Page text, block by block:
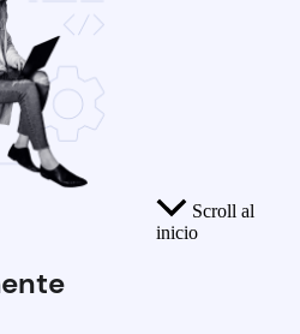
Scroll al
inicio